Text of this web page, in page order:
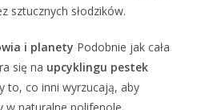
sztucznych słodzików.
i planety Podobnie jak cała
się na upcyklingu pestek
to, co inni wyrzucają, aby